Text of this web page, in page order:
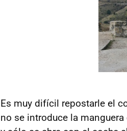
Es muy difícil repostarle el
no se introduce la